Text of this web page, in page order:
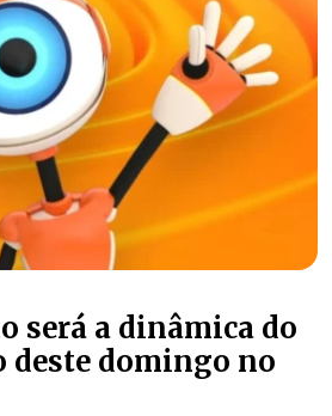
será a dinâmica do
deste domingo no